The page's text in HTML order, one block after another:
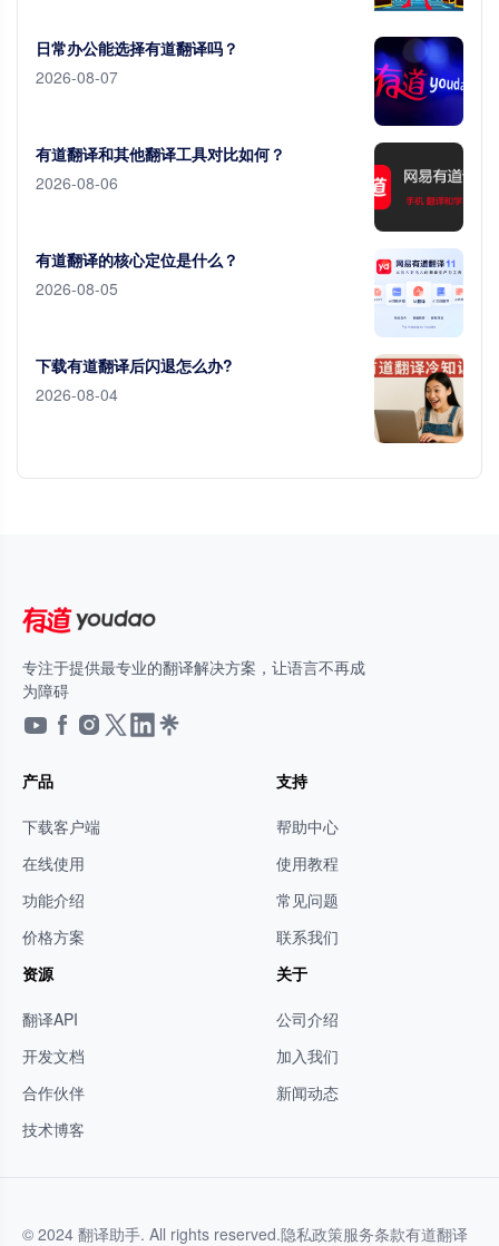
日常办公能选择有道翻译吗？
2026-08-07
有道翻译和其他翻译工具对比如何？
2026-08-06
有道翻译的核心定位是什么？
2026-08-05
下载有道翻译后闪退怎么办?
2026-08-04
专注于提供最专业的翻译解决方案，让语言不再成
为障碍
产品
下载客户端
在线使用
功能介绍
价格方案
支持
帮助中心
使用教程
常见问题
联系我们
资源
翻译API
开发文档
合作伙伴
技术博客
关于
公司介绍
加入我们
新闻动态
© 2024 翻译助手. All rights reserved.隐私政策服务条款有道翻译